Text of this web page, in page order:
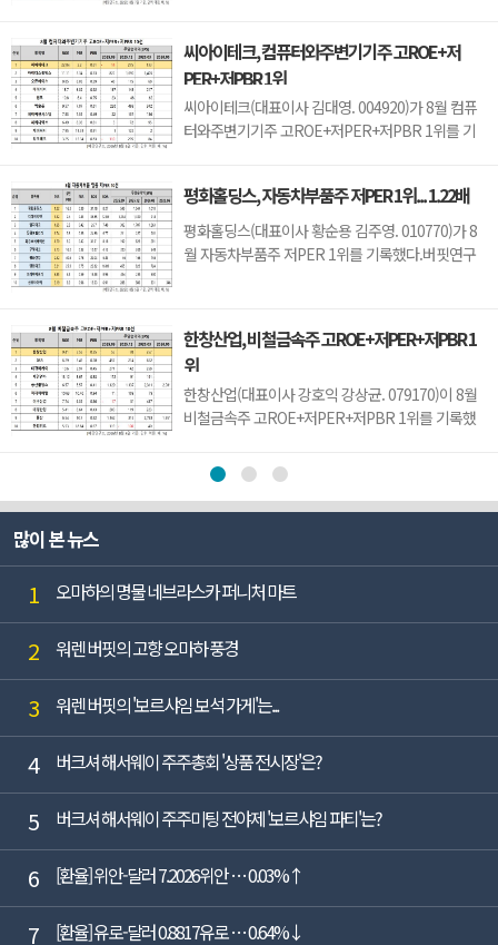
니트론텍(142210)(4.89), 유니퀘스트(077500)
(5.21), 로체시스템즈(071280)(7.7)가 뒤를 이었다.
성우테크론은 1분기 매출액 118억원, 영업이익 14
억원으로 전년...
씨아이테크, 컴퓨터와주변기기주 고ROE+저
PER+저PBR 1위
씨아이테크(대표이사 김대영. 004920)가 8월 컴퓨
터와주변기기주 고ROE+저PER+저PBR 1위를 기
차지했으며, 아이디스홀딩스(054800), 오픈베이스
(049480), 아이디피(332370)가 뒤를 이었다.씨아이
테크는 지난 1분기 매출액 66억원, 영업손실 15억원
평화홀딩스, 자동차부품주 저PER 1위... 1.22배
평화홀딩스(대표이사 황순용 김주영. 010770)가 8
월 자동차부품주 저PER 1위를 기록했다.버핏연구
리티(018500)(1.74)가 뒤를 이었다.평화홀딩스는 1
분기 매출액 2251억원, 영업이익 123억원으로 전년
동기대비 ...
한창산업, 비철금속주 고ROE+저PER+저PBR 1
위
한창산업(대표이사 강호익 강상균. 079170)이 8월
비철금속주 고ROE+저PER+저PBR 1위를 기록했
주 고ROE+저PER+저PBR 1위를 차지했으며,
DSR(155660), 태경비케이(014580), 제일연마
(001560)가 뒤를 이었다.한창산업은 지난 1분기 매
많이 본 뉴스
1 오마하의 명물 네브라스카 퍼니처 마트
2 워렌 버핏의 고향 오마하 풍경
3 워렌 버핏의 '보르샤임 보석 가게'는...
4 버크셔 해서웨이 주주총회 '상품 전시장'은?
5 버크셔 해서웨이 주주미팅 전야제 '보르샤임 파티'는?
6 [환율] 위안-달러 7.2026위안 … 0.03%↑
7 [환율] 유로-달러 0.8817유로 … 0.64%↓